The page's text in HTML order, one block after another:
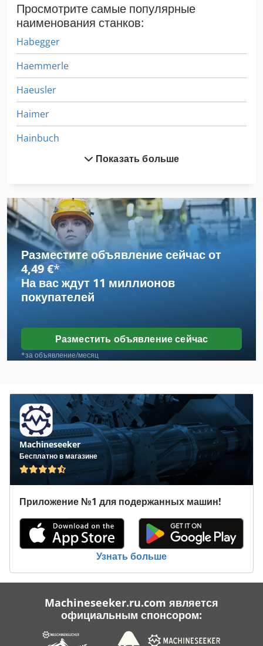
Просмотрите самые популярные
наименования станков:
Habegger
Haemmerle
Haeusler
Haimer
Hainbuch
Hbs
Heidenreich
Heimatec
Hema
Hensel
Herkules
Hessap
Heynumat
Hidroliksan
Hilma
Hoefler
Hss
Kapema
Metba
Schechtl
Показать больше
Разместите объявление сейчас от
4,49 €*
На вас ждут 11 миллионов
покупателей
Разместить объявление сейчас
*за объявление/месяц
Machineseeker
Бесплатно в магазине
Приложение №1 для подержанных машин!
Узнать больше
Machineseeker.ru.com является
официальным спонсором: